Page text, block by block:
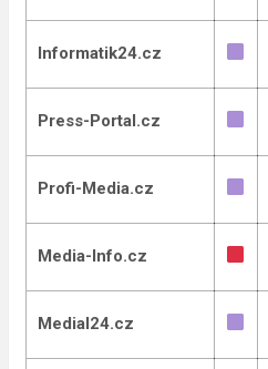
Informatik24.cz
Press-Portal.cz
Profi-Media.cz
Media-Info.cz
Medial24.cz